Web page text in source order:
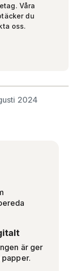
Våra
du
oss.
2024
är ger